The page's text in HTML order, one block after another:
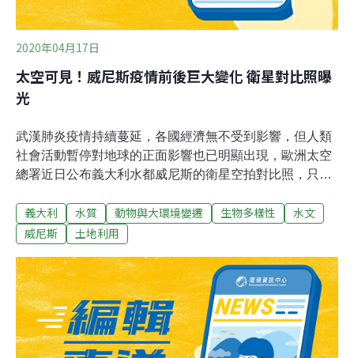
2020年04月17日
太空可見！威尼斯疫情前後巨大變化 衛星對比照曝
光
武漢肺炎疫情持續蔓延，各國經濟無不受到影響，但人類
社會活動暫停對地球的正面影響也已明顯出現，歐洲太空
總署近日公布義大利水都威尼斯的衛星空拍對比照，只見
《CNN》報導，歐洲太空總署（European Space
Agency）近日公布由Sentinel-2衛星拍攝的威尼斯空拍
乎都是黃澄澄一片泥沙，並有大量船隻在運行；作為對
比，今年4月13日該水域已清澈見底。
義大利 水質 動物與大環境變遷 生物多樣性
水文
威尼斯
土地利用